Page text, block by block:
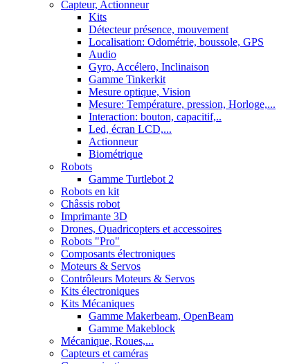
Capteur, Actionneur
Kits
Détecteur présence, mouvement
Localisation: Odométrie, boussole, GPS
Audio
Gyro, Accélero, Inclinaison
Gamme Tinkerkit
Mesure optique, Vision
Mesure: Température, pression, Horloge,...
Interaction: bouton, capacitif,..
Led, écran LCD,...
Actionneur
Biométrique
Robots
Gamme Turtlebot 2
Robots en kit
Châssis robot
Imprimante 3D
Drones, Quadricopters et accessoires
Robots "Pro"
Composants électroniques
Moteurs & Servos
Contrôleurs Moteurs & Servos
Kits électroniques
Kits Mécaniques
Gamme Makerbeam, OpenBeam
Gamme Makeblock
Mécanique, Roues,...
Capteurs et caméras